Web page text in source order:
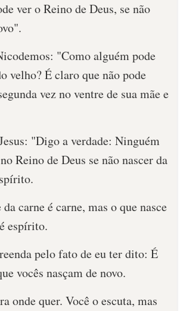
IA
JOGOS
ver o Reino de Deus, se não
"Como alguém pode
velho? É claro que não pode
vez no ventre de sua mãe e
"Digo a verdade: Ninguém
Reino de Deus se não nascer da
da carne é carne, mas o que nasce
espírito.
pelo fato de eu ter dito: É
vocês nasçam de novo.
onde quer. Você o escuta, mas